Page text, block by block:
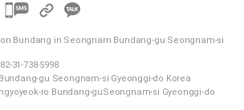
카
오
공
Bundang in Seongnam Bundang-gu Seongnam-si
31-738-5998
gu Seongnam-si Gyeonggi-do Korea
ro Bundang-guSeongnam-si Gyeonggi-do